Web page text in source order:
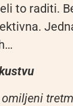
to raditi.
omiljeni